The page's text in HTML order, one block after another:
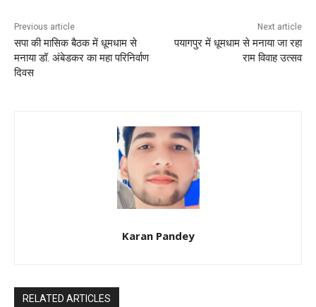
k
Previous article
सपा की मासिक बैठक में धूमधाम से
मनाया डॉ. अंबेडकर का महा परिनिर्वाण
दिवस
Next article
पयागपुर में धूमधाम से मनाया जा रहा
राम विवाह उत्सव
Karan Pandey
RELATED ARTICLES